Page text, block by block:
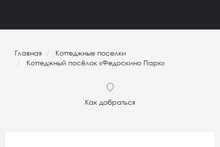
Главная
Коттеджные поселки
Коттеджный посёлок «Федоскино Парк»
Как добраться